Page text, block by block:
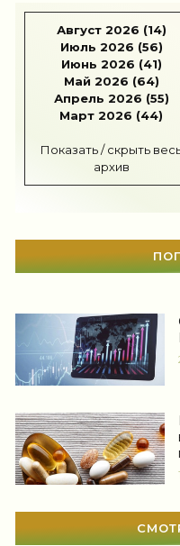
Бизнес
Рецепты
Шоппинг
Дом
Беременность
Новости звезд
Мода
Гадания
Август 2026 (14)
Июль 2026 (56)
Июнь 2026 (41)
Май 2026 (64)
Апрель 2026 (55)
Март 2026 (44)
Показать / скрыть
архив